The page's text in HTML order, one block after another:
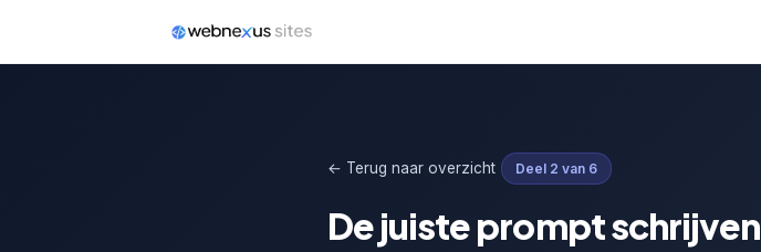
← Terug naar overzicht Deel 2 van 6
De juiste prompt schrijven